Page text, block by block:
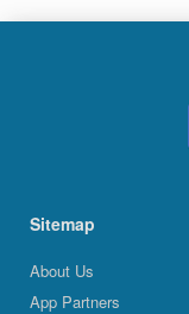
Sitemap
About Us
App Partners